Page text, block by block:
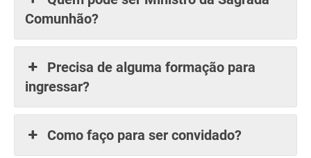
Comunhão?
Precisa de alguma formação para
ingressar?
Como faço para ser convidado?